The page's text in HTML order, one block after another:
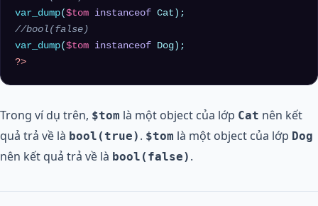
var_dump( $tom instanceof
//bool(false)
var_dump( $tom instanceof
?>
Trong ví dụ trên, $tom là một object của lớp Cat nên kết
quả trả về là bool(true) . $tom là một object của lớp Dog
nên kết quả trả về là bool(false) .